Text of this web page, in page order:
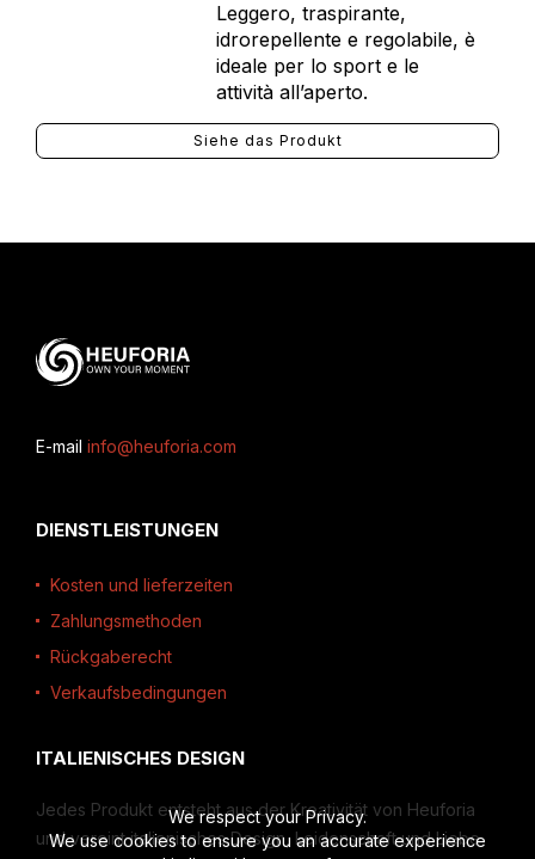
Leggero, traspirante,
idrorepellente e regolabile, è
ideale per lo sport e le
attività all’aperto.
Siehe das Produkt
E-mail info@heuforia.com
DIENSTLEISTUNGEN
Kosten und lieferzeiten
Zahlungsmethoden
Rückgaberecht
Verkaufsbedingungen
ITALIENISCHES DESIGN
Jedes Produkt entsteht aus der Kreativität von Heuforia
und vereint italienisches Design, Leidenschaft und Liebe
We respect your Privacy.
We use cookies to ensure you an accurate experience